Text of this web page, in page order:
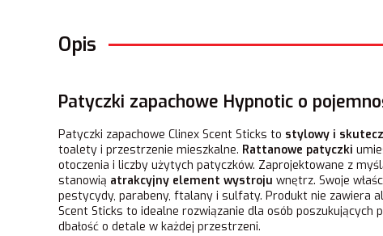
Opis
Patyczki zapachowe Hypnotic o
Patyczki zapachowe Clinex Scent Sticks to stylowy i
toalety i przestrzenie mieszkalne. Rattanowe patyczki
otoczenia i liczby użytych patyczków. Zaprojektowane z
stanowią atrakcyjny element wystroju wnętrz. Swoje
pestycydy, parabeny, ftalany i sulfaty. Produkt nie zawiera
Scent Sticks to idealne rozwiązanie dla osób poszukujących
dbałość o detale w każdej przestrzeni.